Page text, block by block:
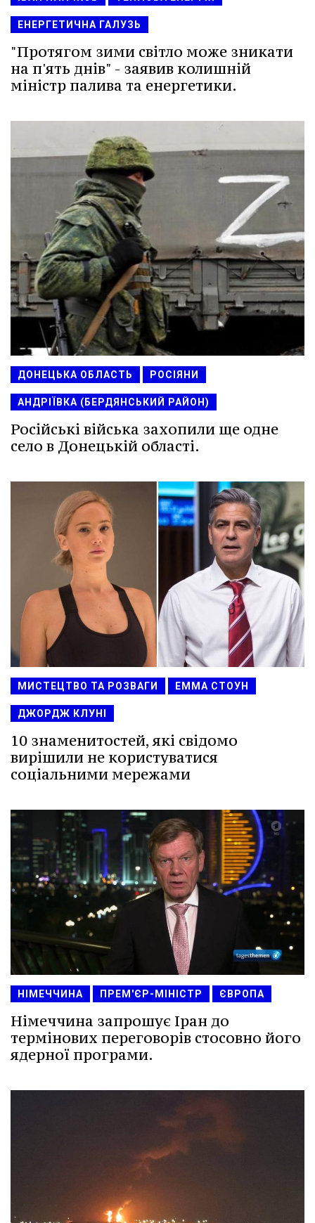
ЕНЕРГЕТИЧНА ГАЛУЗЬ
"Протягом зими світло може зникати
на п'ять днів" - заявив колишній
міністр палива та енергетики.
ДОНЕЦЬКА ОБЛАСТЬ РОСІЯНИ
АНДРІЇВКА (БЕРДЯНСЬКИЙ РАЙОН)
Російські війська захопили ще одне
село в Донецькій області.
МИСТЕЦТВО ТА РОЗВАГИ ЕММА СТОУН
ДЖОРДЖ КЛУНІ
10 знаменитостей, які свідомо
вирішили не користуватися
соціальними мережами
НІМЕЧЧИНА ПРЕМ'ЄР-МІНІСТР ЄВРОПА
Німеччина запрошує Іран до
термінових переговорів стосовно його
ядерної програми.